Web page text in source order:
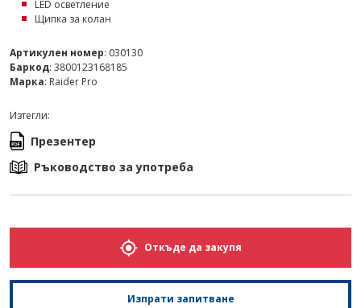
LED осветление
Щипка за колан
Артикулен номер: 030130
Баркод: 3800123168185
Марка: Raider Pro
Изтегли:
Презентер
Ръководство за употреба
Откъде да закупя
Изпрати запитване